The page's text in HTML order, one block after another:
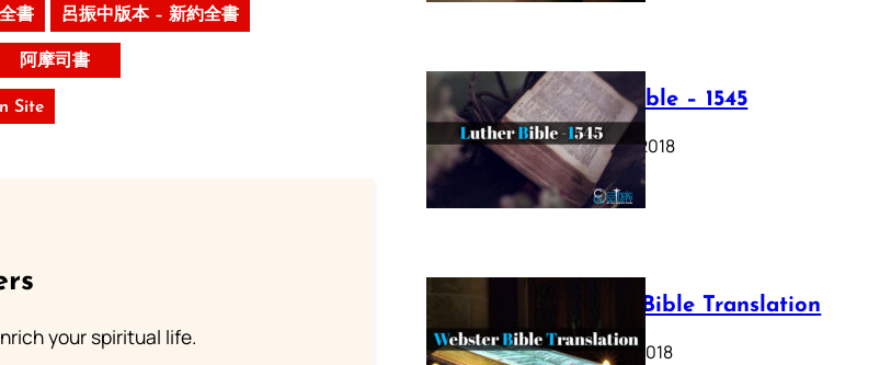
書 呂振中版本 – 新約全書
阿摩司書
Site
your spiritual life.
Luther Bible – 1545
October 17, 2018
Webster Bible Translation
October 11, 2018